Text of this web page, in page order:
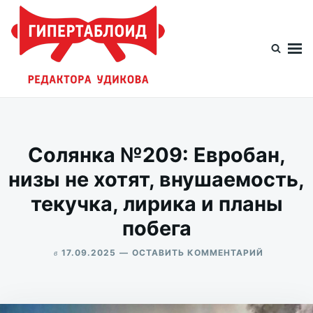
Перейти
содержимому
Искать:
Солянка №209: Евробан,
низы не хотят, внушаемость,
текучка, лирика и планы
побега
в 17.09.2025 ОСТАВИТЬ КОММЕНТАРИЙ
НИЗЫ